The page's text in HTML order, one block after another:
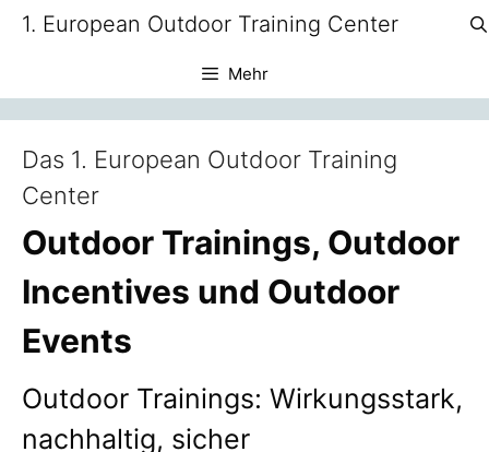
Zum1. European Outdoor Training Center
Mehr
Das 1. European Outdoor Training
Center
Outdoor Trainings, Outdoor
Incentives und Outdoor
Events
Outdoor Trainings: Wirkungsstark,
nachhaltig, sicher